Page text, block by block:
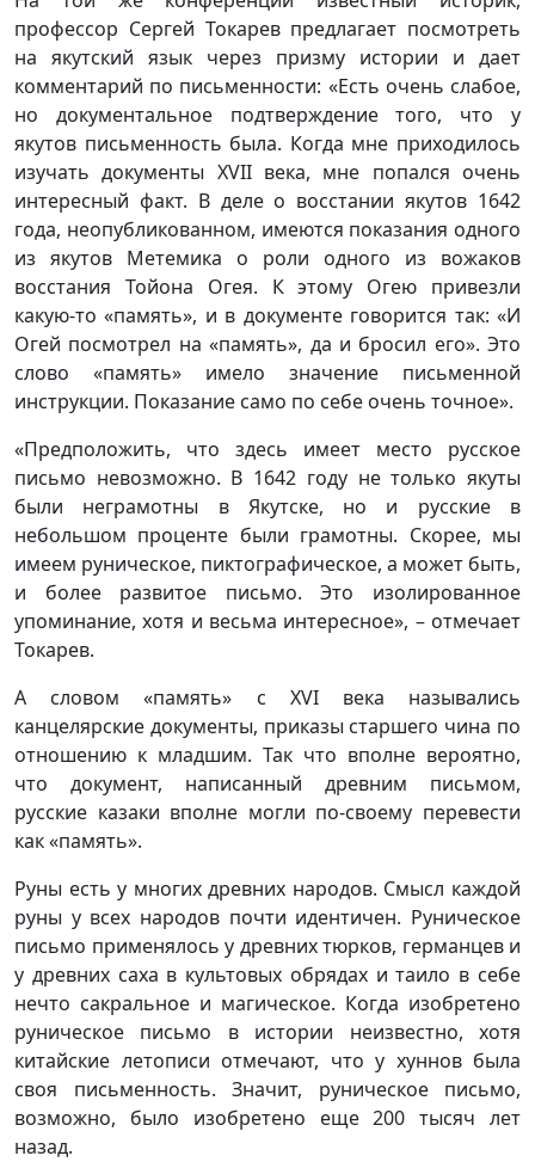
профессор Сергей Токарев предлагает посмотреть
на якутский язык через призму истории и дает
комментарий по письменности: «Есть очень слабое,
но документальное подтверждение того, что у
якутов письменность была. Когда мне приходилось
изучать документы XVII века, мне попался очень
интересный факт. В деле о восстании якутов 1642
года, неопубликованном, имеются показания одного
из якутов Метемика о роли одного из вожаков
восстания Тойона Огея. К этому Огею привезли
какую-то «память», и в документе говорится так: «И
Огей посмотрел на «память», да и бросил его». Это
слово «память» имело значение письменной
инструкции. Показание само по себе очень точное».
«Предположить, что здесь имеет место русское
письмо невозможно. В 1642 году не только якуты
были неграмотны в Якутске, но и русские в
небольшом проценте были грамотны. Скорее, мы
имеем руническое, пиктографическое, а может быть,
и более развитое письмо. Это изолированное
упоминание, хотя и весьма интересное», – отмечает
Токарев.
А словом «память» с XVI века назывались
канцелярские документы, приказы старшего чина по
отношению к младшим. Так что вполне вероятно,
что документ, написанный древним письмом,
русские казаки вполне могли по-своему перевести
как «память».
Руны есть у многих древних народов. Смысл каждой
руны у всех народов почти идентичен. Руническое
письмо применялось у древних тюрков, германцев и
у древних саха в культовых обрядах и таило в себе
нечто сакральное и магическое. Когда изобретено
руническое письмо в истории неизвестно, хотя
китайские летописи отмечают, что у хуннов была
своя письменность. Значит, руническое письмо,
возможно, было изобретено еще 200 тысяч лет
назад.